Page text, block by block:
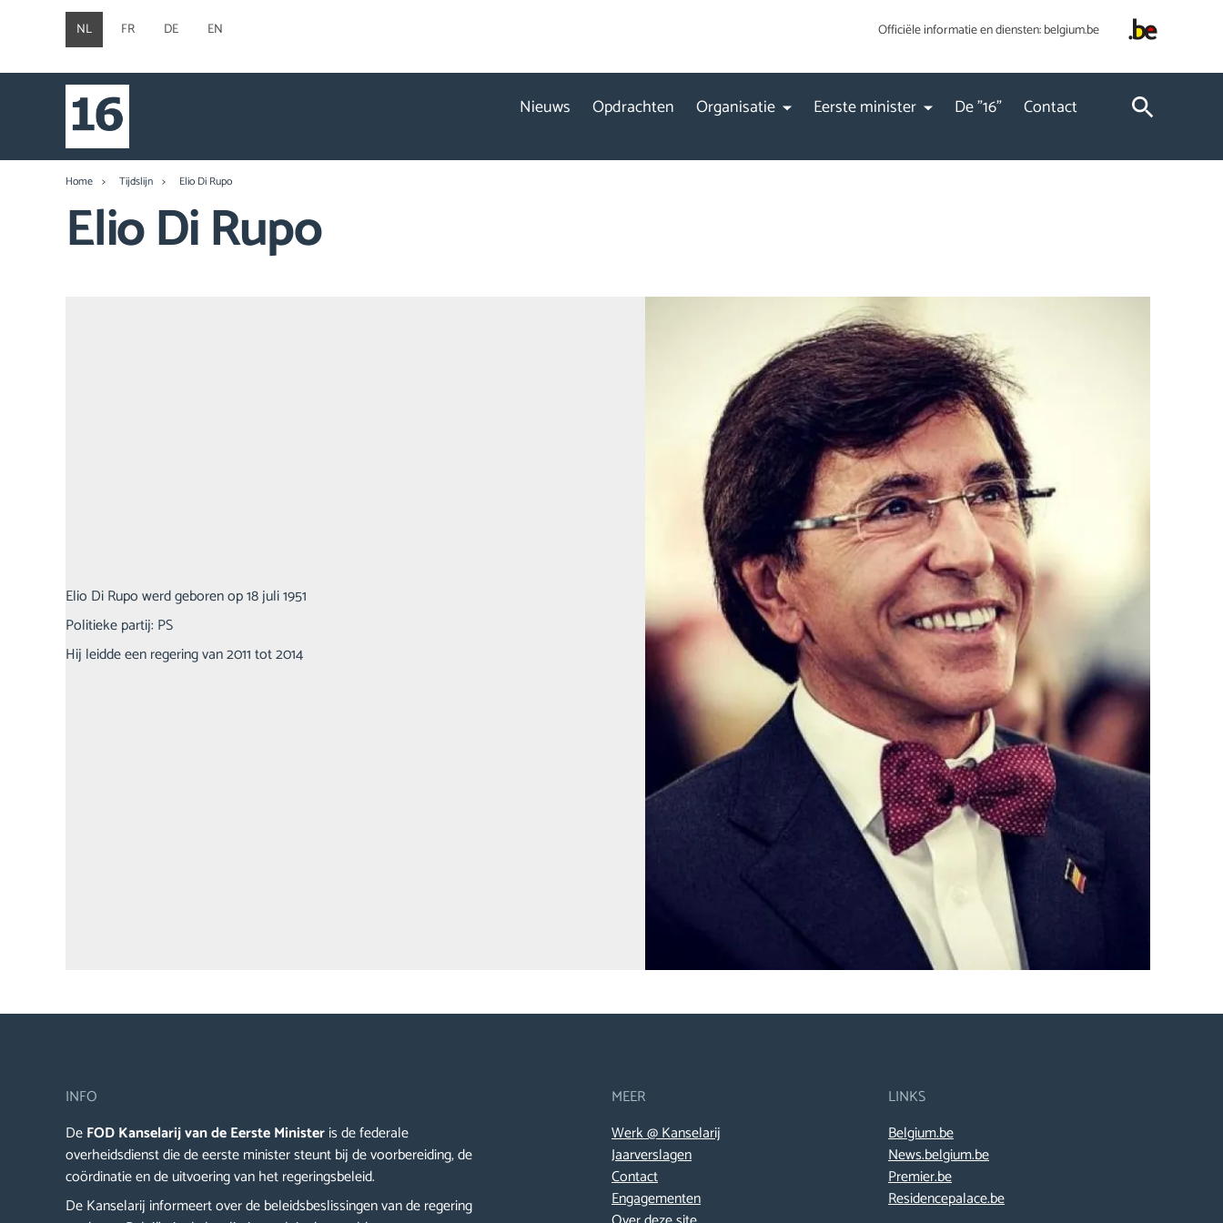
NL FR DE EN Officiële informatie en diensten:belgium.be
Nieuws Opdrachten Organisatie Eerste minister De "16" Contact
Home Tijdslijn Elio Di Rupo
Elio Di Rupo
Elio Di Rupo werd geboren op 18 juli 1951
Politieke partij: PS
Hij leidde een regering van 2011 tot 2014
INFO
DeFOD Kanselarij van de Eerste Ministeris de federale
overheidsdienst die de eerste minister steunt bij de voorbereiding, de
coördinatie en de uitvoering van het regeringsbeleid.
De Kanselarij informeert over de beleidsbeslissingen van de regering
MEER
Werk @ Kanselarij
Jaarverslagen
Contact
Engagementen
LINKS
Belgium.be
News.belgium.be
Premier.be
Residencepalace.be